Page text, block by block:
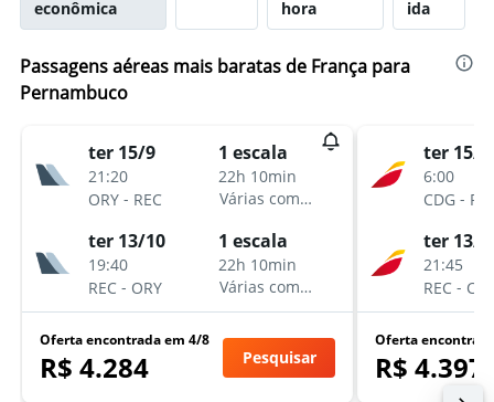
econômica
hora
ida
Passagens aéreas mais baratas de França para
Pernambuco
ter 15/9
21:20
ORY - REC
1 escala
22h 10min
Várias companhias aéreas
ter 13/10
19:40
REC - ORY
1 escala
22h 10min
Várias companhias aéreas
Oferta encontrada em 4/8
R$ 4.284 Pesquisar
ter 15/9
6:00
CDG -
ter 13/
21:45
REC -
Oferta
R$ 4.397